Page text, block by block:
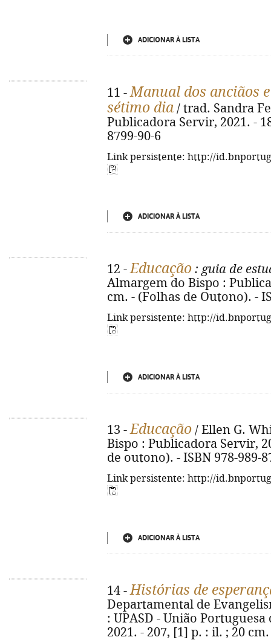
ADICIONAR À LISTA
11 -Manual dos anciãos
sétimo dia / trad. Sandra
Publicadora Servir, 2021. -
8799-90-6
Link persistente: http://
ADICIONAR À LISTA
12 -Educação : guia de
Almargem do Bispo :
cm. - (Folhas de Outono). -
Link persistente: http://
ADICIONAR À LISTA
13 -Educação / Ellen G.
Bispo : Publicadora Servir,
de outono). - ISBN 978-989-
Link persistente: http://
ADICIONAR À LISTA
14 -Histórias de
Departamental de
: UPASD - União
2021. - 207, [1] p. : il. ; 20